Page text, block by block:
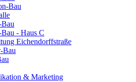
Bau
- Haus C
Eichendorffstraße
Bau
& Marketing